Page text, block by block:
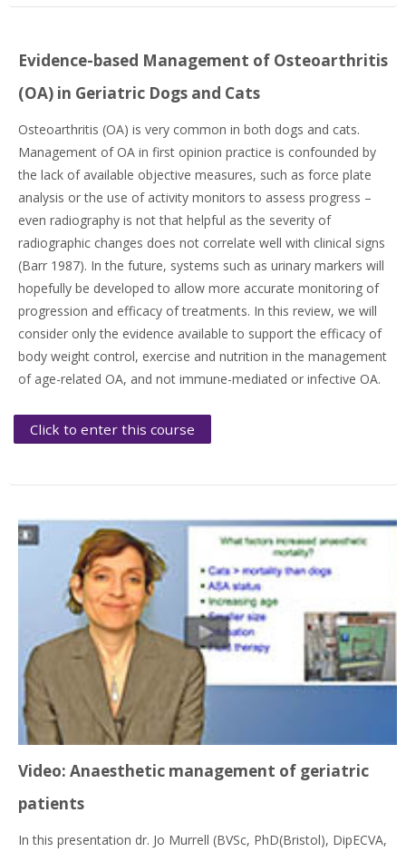
Evidence-based Management of Osteoarthritis
(OA) in Geriatric Dogs and Cats
Osteoarthritis (OA) is very common in both dogs and cats.
Management of OA in first opinion practice is confounded by
the lack of available objective measures, such as force plate
analysis or the use of activity monitors to assess progress –
even radiography is not that helpful as the severity of
radiographic changes does not correlate well with clinical signs
(Barr 1987). In the future, systems such as urinary markers will
hopefully be developed to allow more accurate monitoring of
progression and efficacy of treatments. In this review, we will
consider only the evidence available to support the efficacy of
body weight control, exercise and nutrition in the management
of age-related OA, and not immune-mediated or infective OA.
Click to enter this course
Video: Anaesthetic management of geriatric
patients
In this presentation dr. Jo Murrell (BVSc, PhD(Bristol), DipECVA,